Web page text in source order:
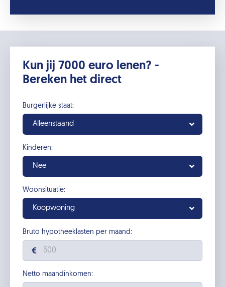
Kun jij 7000 euro lenen? -
Bereken het direct
Burgerlijke staat:
Alleenstaand
Kinderen:
Nee
Woonsituatie:
Koopwoning
Bruto hypotheeklasten per maand:
Netto maandinkomen: